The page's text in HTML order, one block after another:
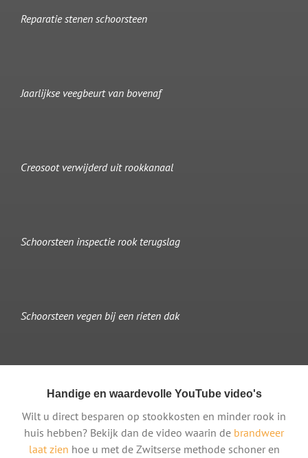
Reparatie stenen schoorsteen
Jaarlijkse veegbeurt van bovenaf
Creosoot verwijderd uit rookkanaal
Schoorsteen inspectie rook terugslag
Schoorsteen vegen bij een rieten dak
Handige en waardevolle YouTube video's
Wilt u direct besparen op stookkosten en minder rook in
huis hebben? Bekijk dan de video waarin de brandweer
laat zien hoe u met de Zwitserse methode schoner en